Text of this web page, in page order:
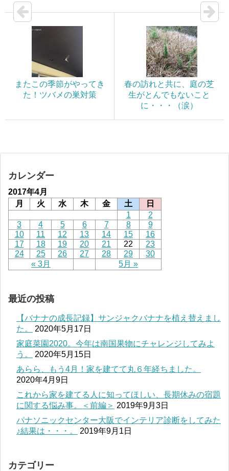
またこの季節がやってき
た！ツバメの巣対策
春の訪れと共に、庭の芝
生がとんでもないこと
に・・・（涙）
カレンダー
2017年4月
月
火 水 木 金 土 日
« 3月 5月 »
1
2
3
4 5 6 7 8
9
10
11 12 13 14 15
16
17
18 19 20 21 22
23
24
25 26 27 28 29 30
最近の投稿
【バナナの成長記録】サンジャクバナナを植え替えまし
た。
2020年5月17日
家庭菜園2020。今年は南国果物にチャレンジしてみよ
う。
2020年5月15日
あらら、もう4月！家を建てて丸６年経ちました。
2020年4月9日
これから家を建てる人に知ってほしい、長期休みの宿題
に関する悩み事。＜前編＞ 2019年9月3日
パナソニックセンター大阪でインテリア診断をしてみた
♪結果は・・・。
2019年9月1日
カテゴリー